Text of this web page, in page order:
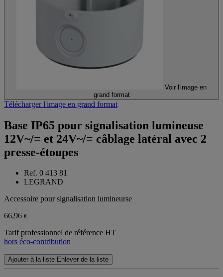
Voir l'image en
grand format
Télécharger l'image en grand format
Base IP65 pour signalisation lumineuse
12V~/= et 24V~/= câblage latéral avec 2
presse-étoupes
Ref. 0 413 81
LEGRAND
Accessoire pour signalisation lumineurse
66,96 €
Tarif professionnel de référence HT
hors éco-contribution
Ajouter à la liste Enlever de la liste